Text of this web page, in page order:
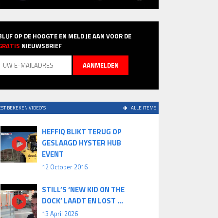
OP DE HOOGTE EN MELD JE AAN VOOR DE
NIEUWSBRIEF
BEKEKEN VIDEO'S ALLE ITEMS
HEFFIQ BLIKT TERUG OP
GESLAAGD HYSTER HUB
EVENT
12 October 2016
STILL’S ‘NEW KID ON THE
DOCK’ LAADT EN LOST ...
13 April 2026